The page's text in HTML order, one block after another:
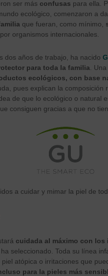
ser más confusas para ella.
ecológico, comenzaron a
que fueran, como mínimo,
organismos internacionales.
dos años de trabajo, ha nacido
para toda la familia .
ecológicos, con base
pues explican la composición
de que lo ecológico o natural
consiguen gracias a que no
a cuidar y mimar la piel de
cuidada al máximo con
ha seleccionado. Toda su línea
atópica o irritaciones que
para la pieles más